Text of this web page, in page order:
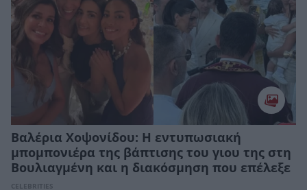
Βαλέρια Χοψονίδου: Η εντυπωσιακή
μπομπονιέρα της βάπτισης του γιου της στη
Βουλιαγμένη και η διακόσμηση που επέλεξε
CELEBRITIES